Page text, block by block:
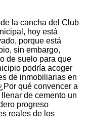
la cancha del Club
hoy está
porque está
sin embargo,
de suelo para que
podría acoger
de inmobiliarias en
qué convencer a
de cemento un
progreso
reales de los